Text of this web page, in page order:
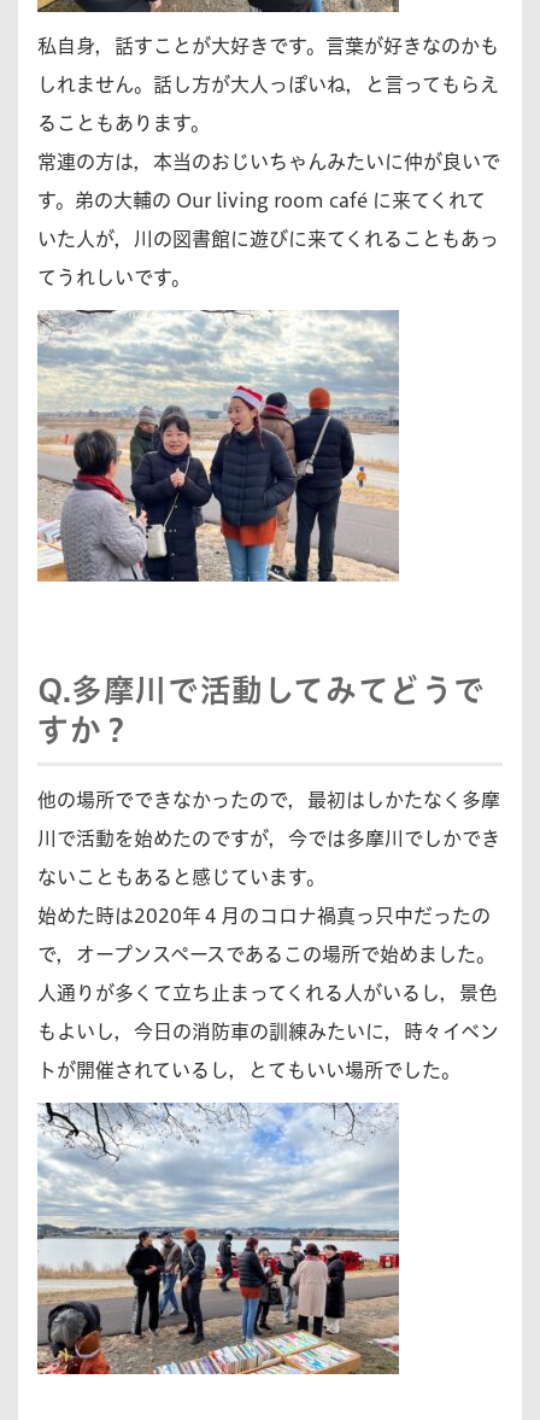
私自身，話すことが大好きです。言葉が好きなのかも
しれません。話し方が大人っぽいね，と言ってもらえ
ることもあります。
常連の方は，本当のおじいちゃんみたいに仲が良いで
す。弟の大輔の Our living room café に来てくれて
いた人が，川の図書館に遊びに来てくれることもあっ
てうれしいです。
Q.多摩川で活動してみてどうで
すか？
他の場所でできなかったので，最初はしかたなく多摩
川で活動を始めたのですが，今では多摩川でしかでき
ないこともあると感じています。
始めた時は2020年４月のコロナ禍真っ只中だったの
で，オープンスペースであるこの場所で始めました。
人通りが多くて立ち止まってくれる人がいるし，景色
もよいし，今日の消防車の訓練みたいに，時々イベン
トが開催されているし，とてもいい場所でした。